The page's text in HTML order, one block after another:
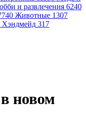
и развлечения 6240
Животные 1307
Хэндмейд 317
новом